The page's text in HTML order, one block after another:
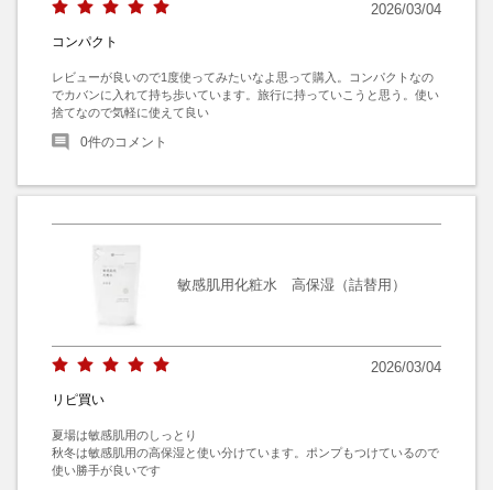
2026/03/04
コンパクト
レビューが良いので1度使ってみたいなよ思って購入。コンパクトなの
でカバンに入れて持ち歩いています。旅行に持っていこうと思う。使い
捨てなので気軽に使えて良い
0件のコメント
敏感肌用化粧水 高保湿（詰替用）
2026/03/04
リピ買い
夏場は敏感肌用のしっとり
秋冬は敏感肌用の高保湿と使い分けています。ポンプもつけているので
使い勝手が良いです